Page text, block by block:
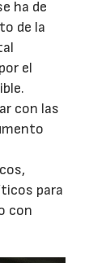
ha de
de la
el
con las
para
con